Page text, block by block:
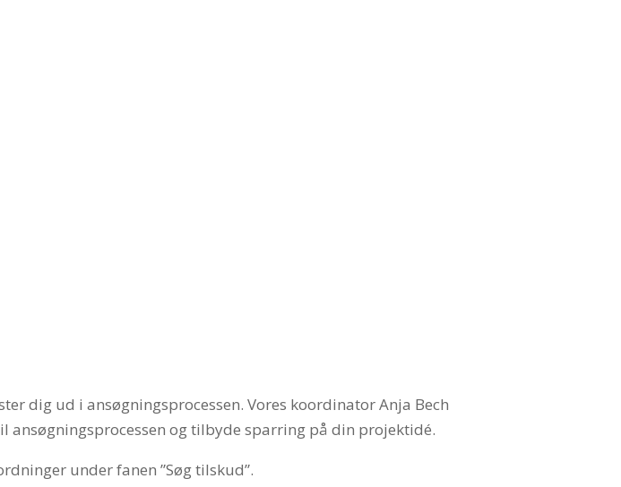
dig ud i ansøgningsprocessen. Vores koordinator Anja Bech
ansøgningsprocessen og tilbyde sparring på din projektidé.
under fanen ”Søg tilskud”.